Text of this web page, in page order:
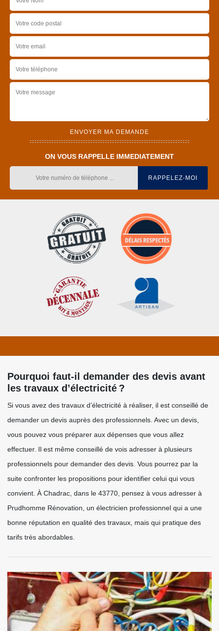
ON VOUS RAPPELLE IMMEDIATEMENT
Pourquoi faut-il demander des devis avant
les travaux d’électricité ?
Si vous avez des travaux d’électricité à réaliser, il est conseillé de
demander un devis auprès des professionnels. Avec un devis,
vous pouvez vous préparer aux dépenses que vous allez
effectuer. Il est même conseillé de vois adresser à plusieurs
professionnels pour demander des devis. Vous pourrez par la
suite confronter les propositions pour identifier celui qui vous
convient. À Chadrac, dans le 43770, pensez à vous adresser à
Prudhomme Rénovation, un électricien professionnel qui a une
bonne réputation en qualité des travaux, mais qui pratique des
tarifs très abordables.